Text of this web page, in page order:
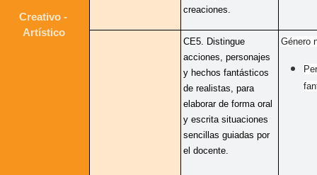
Creativo -
Artístico
creaciones.
CE5. Distingue
acciones, personajes
y hechos fantásticos
de realistas, para
elaborar de forma oral
y escrita situaciones
sencillas guiadas por
el docente.
Género